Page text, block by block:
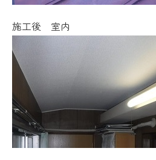
施工後 室内